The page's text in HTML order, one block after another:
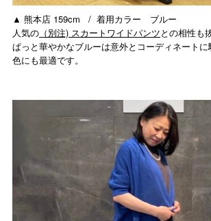
▲ 熊本店 159cm / 着用カラー ブルー
人気の （別注) スカートワイドパンツとの相性も
ぱっと華やかなブルーは意外とコーディネート
色にも最適です。